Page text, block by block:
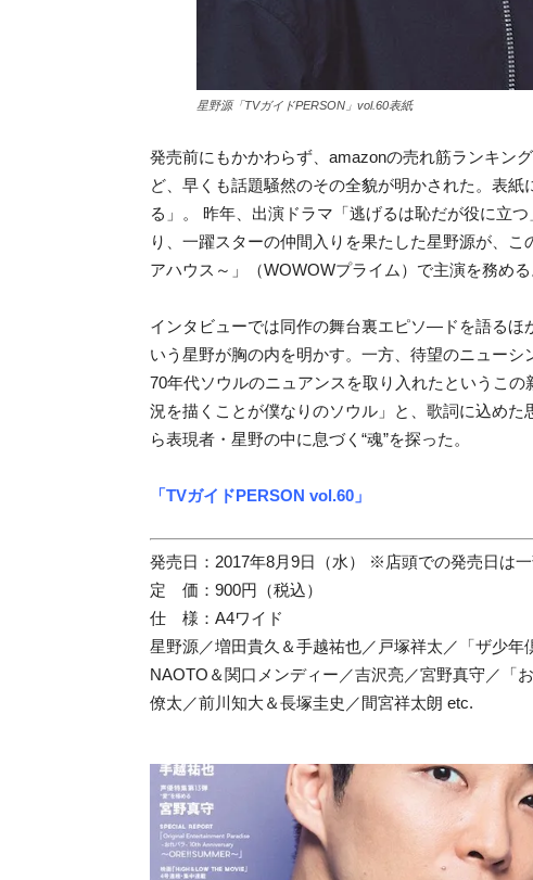
星野源「TVガイドPERSON」vol.60表紙
発売前にもかかわらず、amazonの売れ筋ランキン
ど、早くも話題騒然のその全貌が明かされた。表
る」。 昨年、出演ドラマ「逃げるは恥だが役に立
り、一躍スターの仲間入りを果たした星野源が、
アハウス～」（WOWOWプライム）で主演を務める
インタビューでは同作の舞台裏エピソ―ドを語るほ
いう星野が胸の内を明かす。一方、待望のニュー
70年代ソウルのニュアンスを取り入れたというこの
況を描くことが僕なりのソウル」
と、歌詞に込めた
ら表現者・星野の中に息づく“魂”を探った。
「TVガイドPERSON vol.60」
発売日：2017年8月9日（水） ※店頭での発売日は一
定 価：900円（税込）
仕 様：A4ワイド
星野源／増田貴久＆手越祐也／戸塚祥太／「ザ少年
NAOTO＆ 関口メンディー／吉沢亮／宮野真守／「お
僚太／前川知大＆長塚圭史／間宮祥太朗 etc.